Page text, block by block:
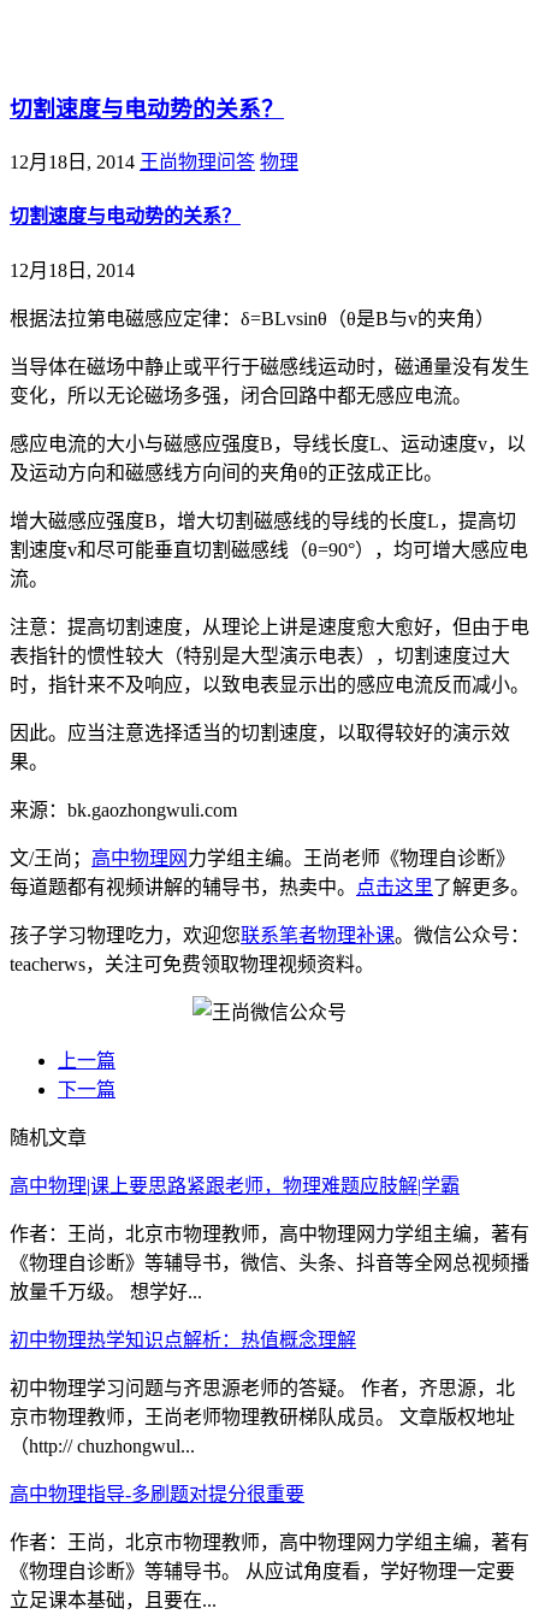
切割速度与电动势的关系？
12月18日, 2014 王尚物理问答 物理
切割速度与电动势的关系？
12月18日, 2014
根据法拉第电磁感应定律：δ=BLvsinθ（θ是B与v的夹角）
当导体在磁场中静止或平行于磁感线运动时，磁通量没有发生
变化，所以无论磁场多强，闭合回路中都无感应电流。
感应电流的大小与磁感应强度B，导线长度L、运动速度v，以
及运动方向和磁感线方向间的夹角θ的正弦成正比。
增大磁感应强度B，增大切割磁感线的导线的长度L，提高切
割速度v和尽可能垂直切割磁感线（θ=90°），均可增大感应电
流。
注意：提高切割速度，从理论上讲是速度愈大愈好，但由于电
表指针的惯性较大（特别是大型演示电表），切割速度过大
时，指针来不及响应，以致电表显示出的感应电流反而减小。
因此。应当注意选择适当的切割速度，以取得较好的演示效
果。
来源：bk.gaozhongwuli.com
文/王尚； 高中物理网 力学组主编。王尚老师《物理自诊断》
每道题都有视频讲解的辅导书，热卖中。
点击这里了解更多。
孩子学习物理吃力，欢迎您联系笔者物理补课。微信公众号：
teacherws，关注可免费领取物理视频资料。
上一篇
下一篇
随机文章
高中物理|课上要思路紧跟老师，物理难题应肢解|学霸
作者：王尚，北京市物理教师，高中物理网力学组主编，著有
《物理自诊断》等辅导书，微信、头条、抖音等全网总视频播
放量千万级。 想学好...
初中物理热学知识点解析：热值概念理解
初中物理学习问题与齐思源老师的答疑。 作者，齐思源，北
京市物理教师，王尚老师物理教研梯队成员。 文章版权地址
（http:// chuzhongwul...
高中物理指导-多刷题对提分很重要
作者：王尚，北京市物理教师，高中物理网力学组主编，著有
《物理自诊断》等辅导书。 从应试角度看，学好物理一定要
立足课本基础，且要在...